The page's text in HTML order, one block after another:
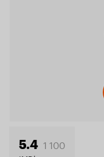
5.4 1 100